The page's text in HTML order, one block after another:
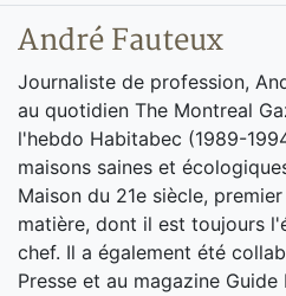
André Fauteux
Journaliste de profession,
au quotidien The Montreal
l'hebdo Habitabec (1989-
maisons saines et
Maison du 21e siècle,
matière, dont il est toujours
chef. Il a également été
Presse et au magazine Guide